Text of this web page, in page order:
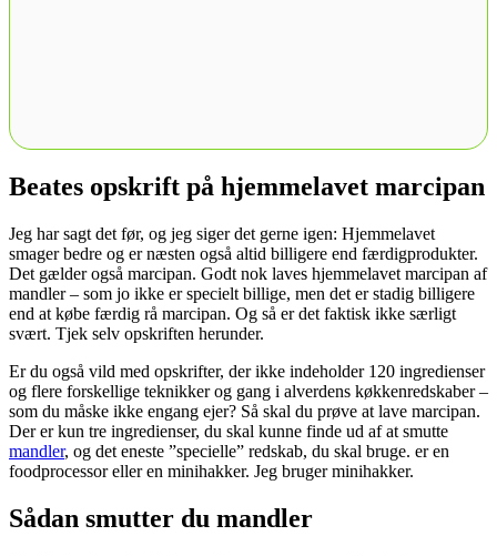
Beates opskrift på hjemmelavet marcipan
Jeg har sagt det før, og jeg siger det gerne igen: Hjemmelavet
smager bedre og er næsten også altid billigere end færdigprodukter.
Det gælder også marcipan. Godt nok laves hjemmelavet marcipan af
mandler – som jo ikke er specielt billige, men det er stadig billigere
end at købe færdig rå marcipan. Og så er det faktisk ikke særligt
svært. Tjek selv opskriften herunder.
Er du også vild med opskrifter, der ikke indeholder 120 ingredienser
og flere forskellige teknikker og gang i alverdens køkkenredskaber –
som du måske ikke engang ejer? Så skal du prøve at lave marcipan.
Der er kun tre ingredienser, du skal kunne finde ud af at smutte
mandler, og det eneste ”specielle” redskab, du skal bruge. er en
foodprocessor eller en minihakker. Jeg bruger minihakker.
Sådan smutter du mandler